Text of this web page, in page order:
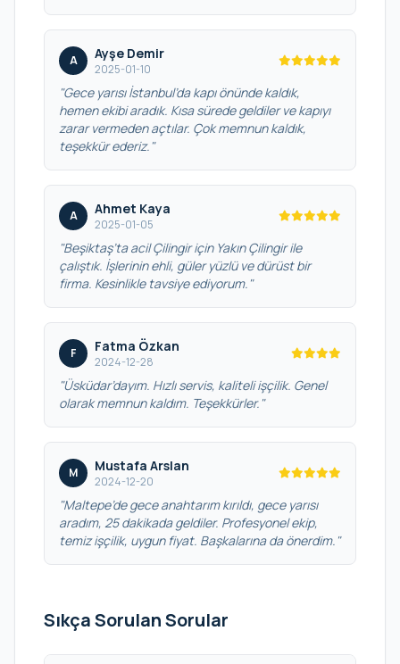
A Ayşe Demir
2025-01-10
"Gece yarısı İstanbul’da kapı önünde kaldık,
hemen ekibi aradık. Kısa sürede geldiler ve kapıyı
zarar vermeden açtılar. Çok memnun kaldık,
teşekkür ederiz."
A Ahmet Kaya
2025-01-05
"Beşiktaş’ta acil Çilingir için Yakın Çilingir ile
çalıştık. İşlerinin ehli, güler yüzlü ve dürüst bir
firma. Kesinlikle tavsiye ediyorum."
F Fatma Özkan
2024-12-28
"Üsküdar’dayım. Hızlı servis, kaliteli işçilik. Genel
olarak memnun kaldım. Teşekkürler."
M Mustafa Arslan
2024-12-20
"Maltepe’de gece anahtarım kırıldı, gece yarısı
aradım, 25 dakikada geldiler. Profesyonel ekip,
temiz işçilik, uygun fiyat. Başkalarına da önerdim."
Sıkça Sorulan Sorular